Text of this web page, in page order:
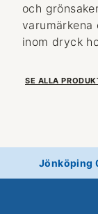
och
inom dryck
SE ALLA
Jönköping